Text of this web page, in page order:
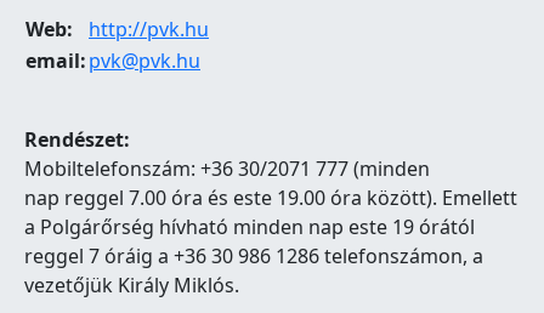
Web:
http://pvk.hu
email:pvk@pvk.hu
Rendészet:
Mobiltelefonszám: +36 30/2071 777 (minden
nap reggel 7.00 óra és este 19.00 óra között). Emellett
a Polgárőrség hívható minden nap este 19 órától
reggel 7 óráig a +36 30 986 1286 telefonszámon, a
vezetőjük Király Miklós.